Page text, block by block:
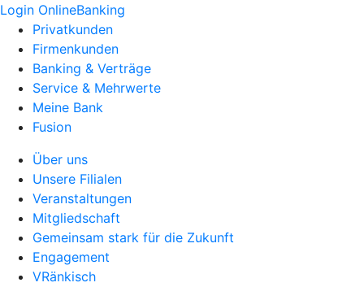
Login OnlineBanking
Privatkunden
Firmenkunden
Banking & Verträge
Service & Mehrwerte
Meine Bank
Fusion
Über uns
Unsere Filialen
Veranstaltungen
Mitgliedschaft
Gemeinsam stark für die Zukunft
Engagement
VRänkisch